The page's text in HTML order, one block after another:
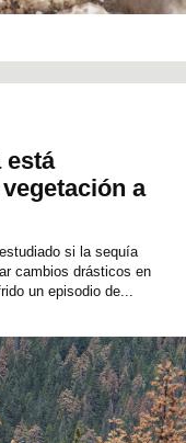
está
a
si la sequía
cambios drásticos en
un episodio de...